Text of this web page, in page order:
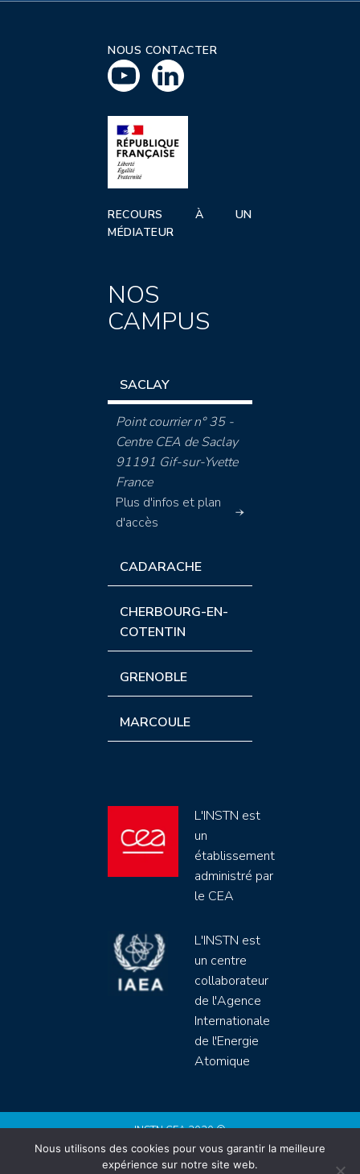
NOUS CONTACTER
RECOURS À UN
MÉDIATEUR
NOS
CAMPUS
SACLAY
Point courrier n° 35 -
Centre CEA de Saclay
91191 Gif-sur-Yvette
France
Plus d'infos et plan
d'accès
CADARACHE
CHERBOURG-EN-
COTENTIN
GRENOBLE
MARCOULE
L'INSTN est
un
établissement
administré par
le CEA
L'INSTN est
un centre
collaborateur
de l'Agence
Internationale
de l'Energie
Atomique
INSTN CEA 2020 ©
Politique de protection de données (rgpd)
Nous utilisons des cookies pour vous garantir la meilleure
expérience sur notre site web.